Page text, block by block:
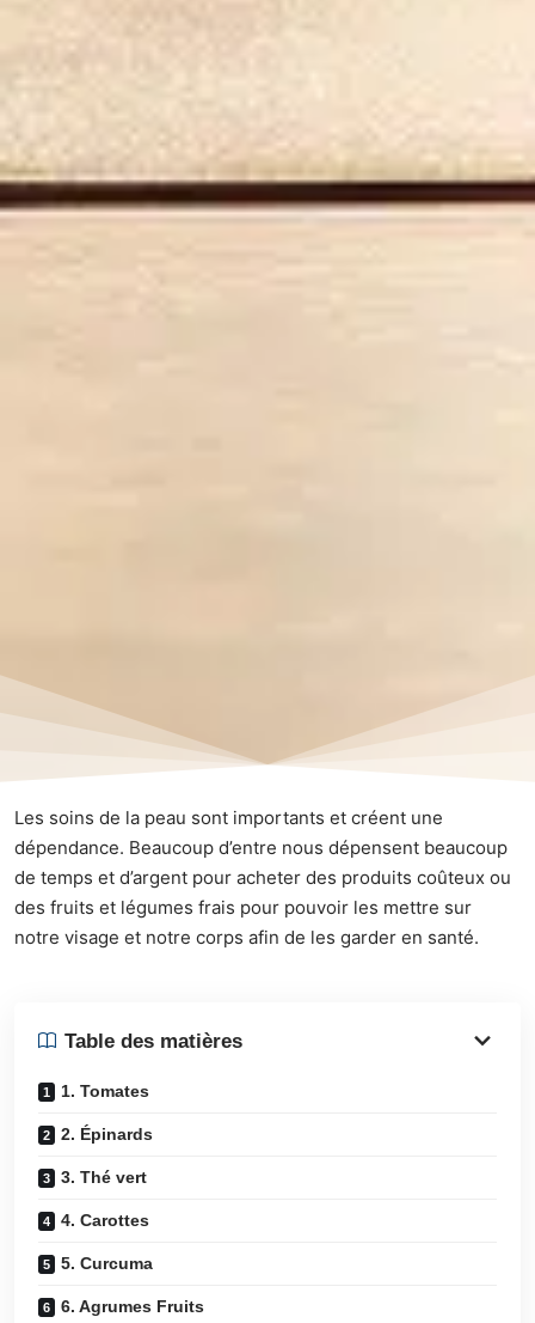
Les soins de la peau sont importants et créent une
dépendance. Beaucoup d’entre nous dépensent beaucoup
de temps et d’argent pour acheter des produits coûteux ou
des fruits et légumes frais pour pouvoir les mettre sur
notre visage et notre corps afin de les garder en santé.
Table des matières
1. Tomates
2. Épinards
3. Thé vert
4. Carottes
5. Curcuma
6. Agrumes Fruits